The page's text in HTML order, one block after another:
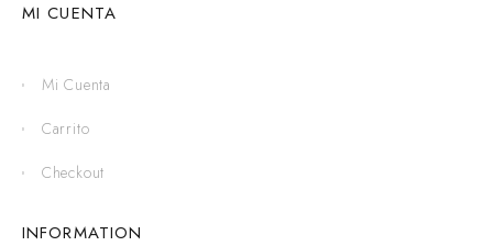
MI CUENTA
Mi Cuenta
Carrito
Checkout
INFORMATION